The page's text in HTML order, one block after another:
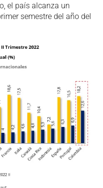
el país alcanza un
semestre del año del